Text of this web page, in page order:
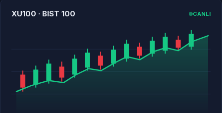
XU100 · BIST 100 CANLI